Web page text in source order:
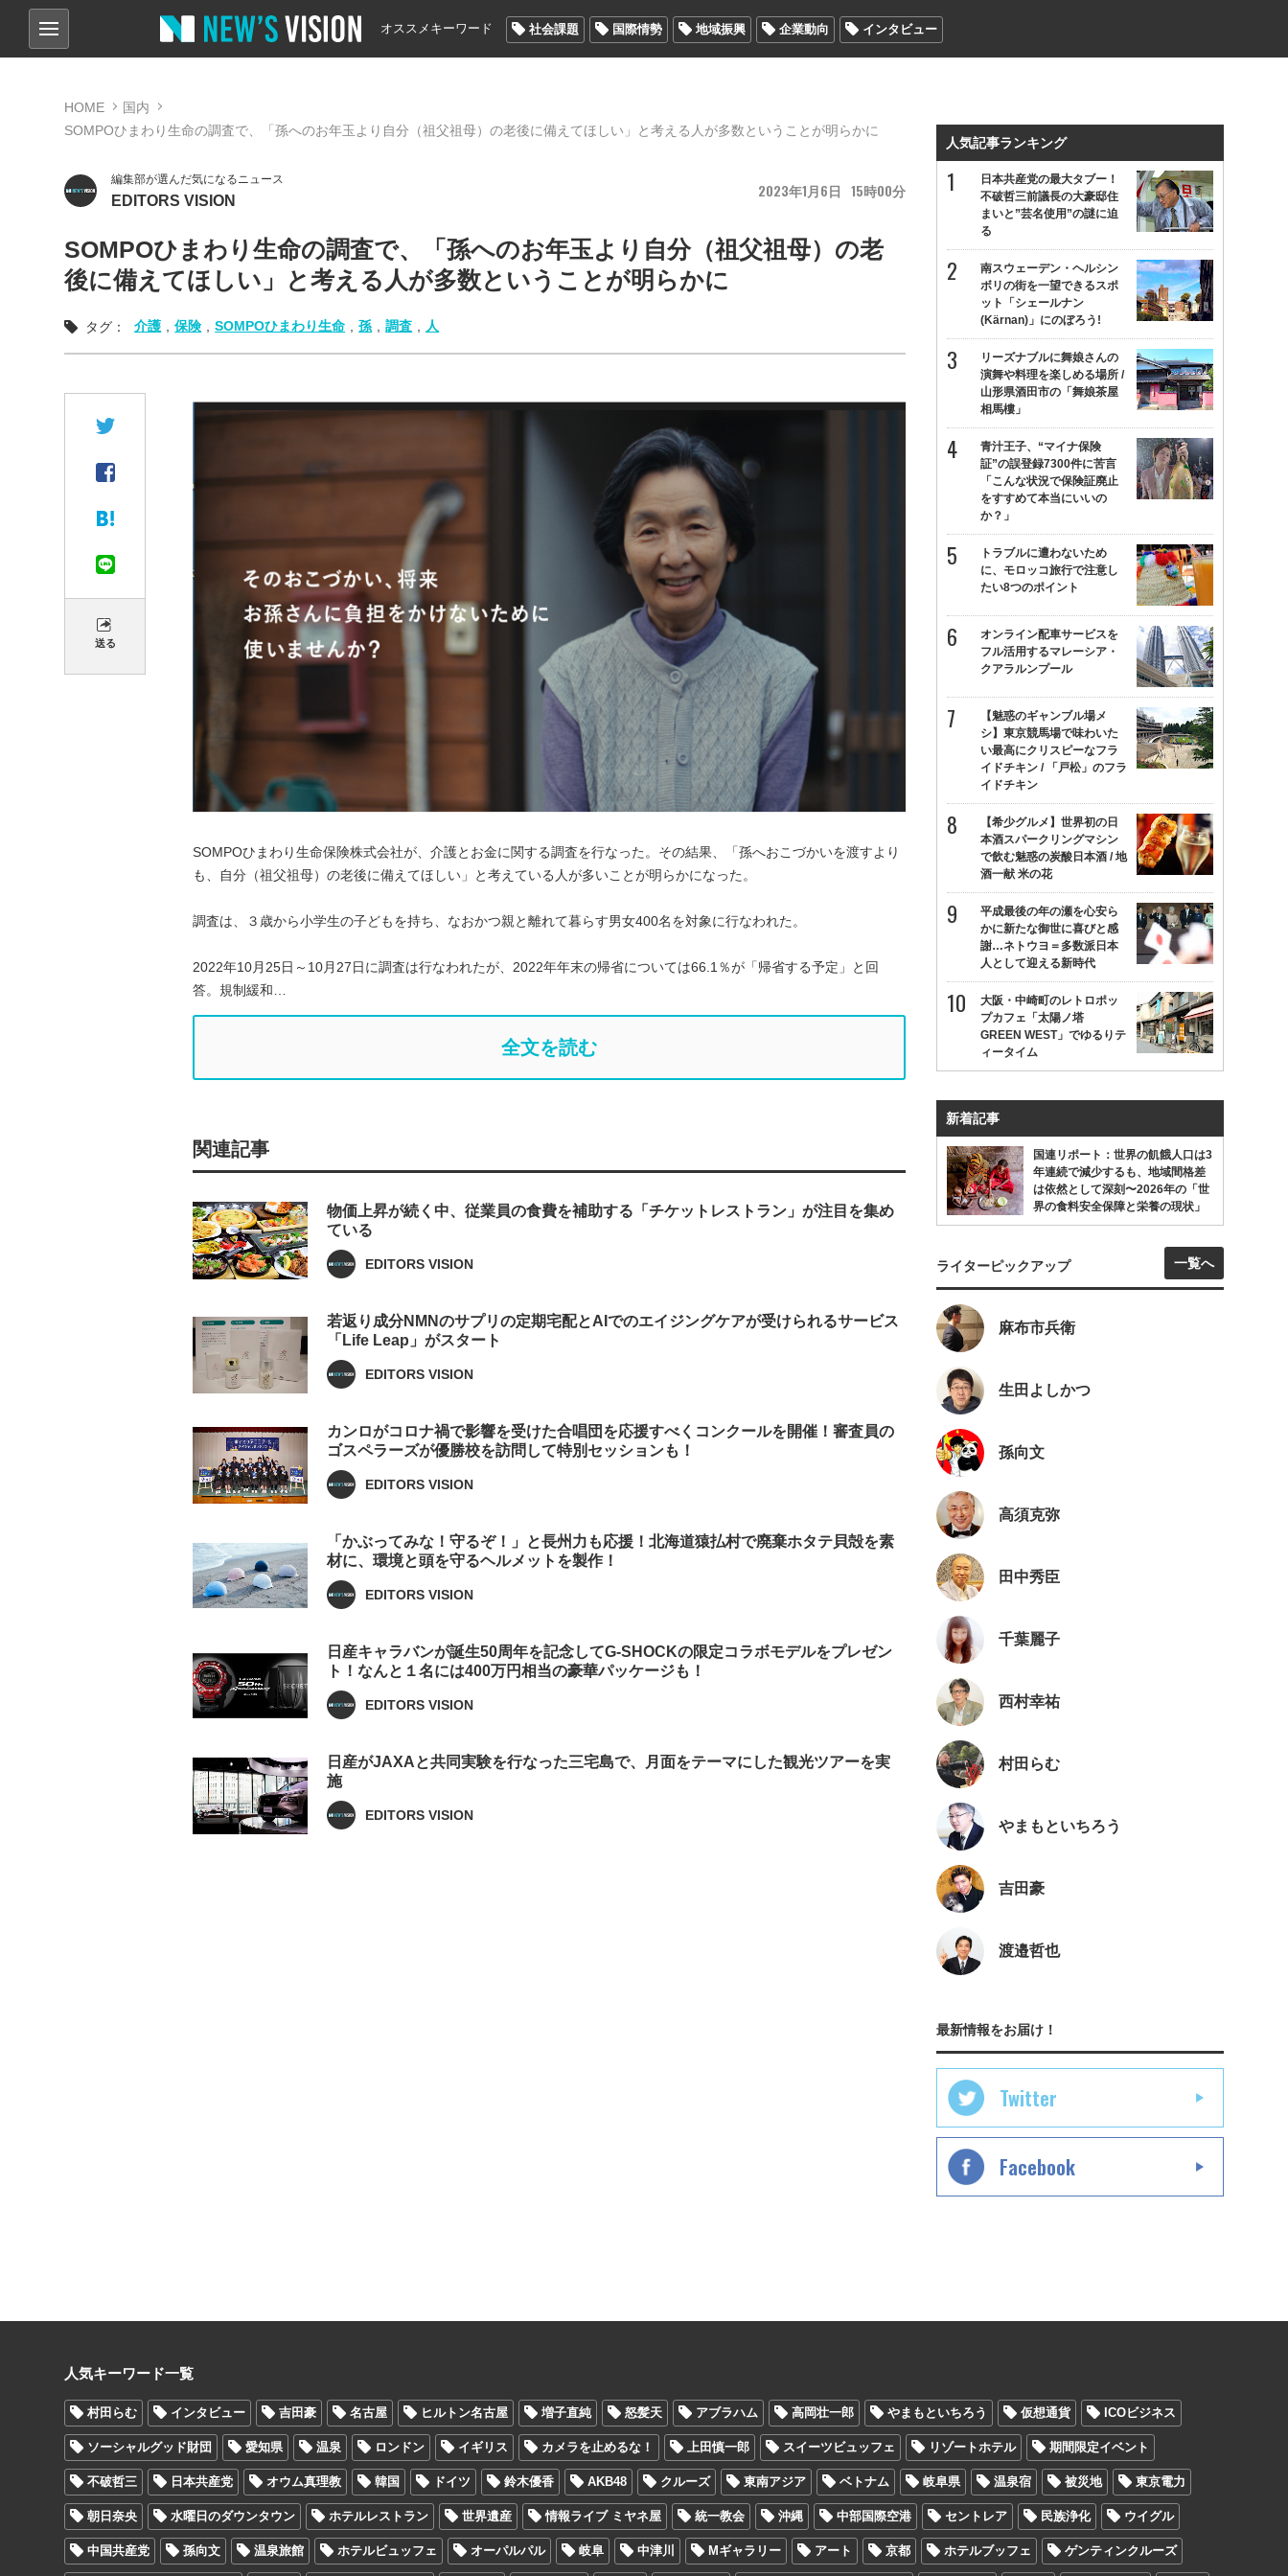
オススメキーワード 社会課題 国際情勢 地域振興 企業動向 インタビュー
HOME
国内
SOMPOひまわり生命の調査で、「孫へのお年玉より自分（祖父祖母）の老後に備えてほしい」と考える人が多数ということが明らかに
編集部が選んだ気になるニュース
EDITORS VISION
2023 1 6 15 00
SOMPOひまわり生命の調査で、「孫へのお年玉より自分（祖父祖母）の老
後に備えてほしい」と考える人が多数ということが明らかに
タグ： 介護 保険 SOMPOひまわり生命 孫 調査 人
送る
SOMPOひまわり生命保険株式会社が、介護とお金に関する調査を行なった。その結果、「孫へおこづかいを渡すより
も、自分（祖父祖母）の老後に備えてほしい」と考えている人が多いことが明らかになった。
調査は、３歳から小学生の子どもを持ち、なおかつ親と離れて暮らす男女400名を対象に行なわれた。
2022年10月25日～10月27日に調査は行なわれたが、2022年年末の帰省については66.1％が「帰省する予定」と回
答。規制緩和…
全文を読む
関連記事
物価上昇が続く中、従業員の食費を補助する「チケットレストラン」が注目を集め
ている
EDITORS VISION
若返り成分NMNのサプリの定期宅配とAIでのエイジングケアが受けられるサービス
「Life Leap」がスタート
EDITORS VISION
カンロがコロナ禍で影響を受けた合唱団を応援すべくコンクールを開催！審査員の
ゴスペラーズが優勝校を訪問して特別セッションも！
EDITORS VISION
「かぶってみな！守るぞ！」と長州力も応援！北海道猿払村で廃棄ホタテ貝殻を素
材に、環境と頭を守るヘルメットを製作！
EDITORS VISION
日産キャラバンが誕生50周年を記念してG-SHOCKの限定コラボモデルをプレゼン
ト！なんと１名には400万円相当の豪華パッケージも！
EDITORS VISION
日産がJAXAと共同実験を行なった三宅島で、月面をテーマにした観光ツアーを実
施
EDITORS VISION
人気記事ランキング
日本共産党の最大タブー！
不破哲三前議長の大豪邸住
まいと”芸名使用”の謎に迫
る
南スウェーデン・ヘルシン
ボリの街を一望できるスポ
ット「シェールナン
(Kärnan)」にのぼろう!
リーズナブルに舞娘さんの
演舞や料理を楽しめる場所 /
山形県酒田市の「舞娘茶屋
相馬樓」
青汁王子、“マイナ保険
証”の誤登録7300件に苦言
「こんな状況で保険証廃止
をすすめて本当にいいの
か？」
トラブルに遭わないため
に、モロッコ旅行で注意し
たい8つのポイント
オンライン配車サービスを
フル活用するマレーシア・
クアラルンプール
【魅惑のギャンブル場メ
シ】東京競馬場で味わいた
い最高にクリスピーなフラ
イドチキン / 「戸松」のフラ
イドチキン
【希少グルメ】世界初の日
本酒スパークリングマシン
で飲む魅惑の炭酸日本酒 / 地
酒一献 米の花
平成最後の年の瀬を心安ら
かに新たな御世に喜びと感
謝…ネトウヨ＝多数派日本
人として迎える新時代
大阪・中崎町のレトロポッ
プカフェ「太陽ノ塔
GREEN WEST」でゆるりテ
ィータイム
新着記事
国連リポート：世界の飢餓人口は3
年連続で減少するも、地域間格差
は依然として深刻〜2026年の「世
界の食料安全保障と栄養の現状」
ライターピックアップ 一覧へ
麻布市兵衛
生田よしかつ
孫向文
高須克弥
田中秀臣
千葉麗子
西村幸祐
村田らむ
やまもといちろう
吉田豪
渡邉哲也
最新情報をお届け！
Twitter
Facebook
人気キーワード一覧
村田らむ インタビュー 吉田豪 名古屋 ヒルトン名古屋 増子直純 怒髪天 アブラハム 高岡壮一郎 やまもといちろう 仮想通貨 ICOビジネス
ソーシャルグッド財団 愛知県 温泉 ロンドン イギリス カメラを止めるな！ 上田慎一郎 スイーツビュッフェ リゾートホテル 期間限定イベント
不破哲三 日本共産党 オウム真理教 韓国 ドイツ 鈴木優香 AKB48 クルーズ 東南アジア ベトナム 岐阜県 温泉宿 被災地 東京電力
朝日奈央 水曜日のダウンタウン ホテルレストラン 世界遺産 情報ライブ ミヤネ屋 統一教会 沖縄 中部国際空港 セントレア 民族浄化 ウイグル
中国共産党 孫向文 温泉旅館 ホテルビュッフェ オーパルパル 岐阜 中津川 Mギャラリー アート 京都 ホテルブッフェ ゲンティンクルーズ